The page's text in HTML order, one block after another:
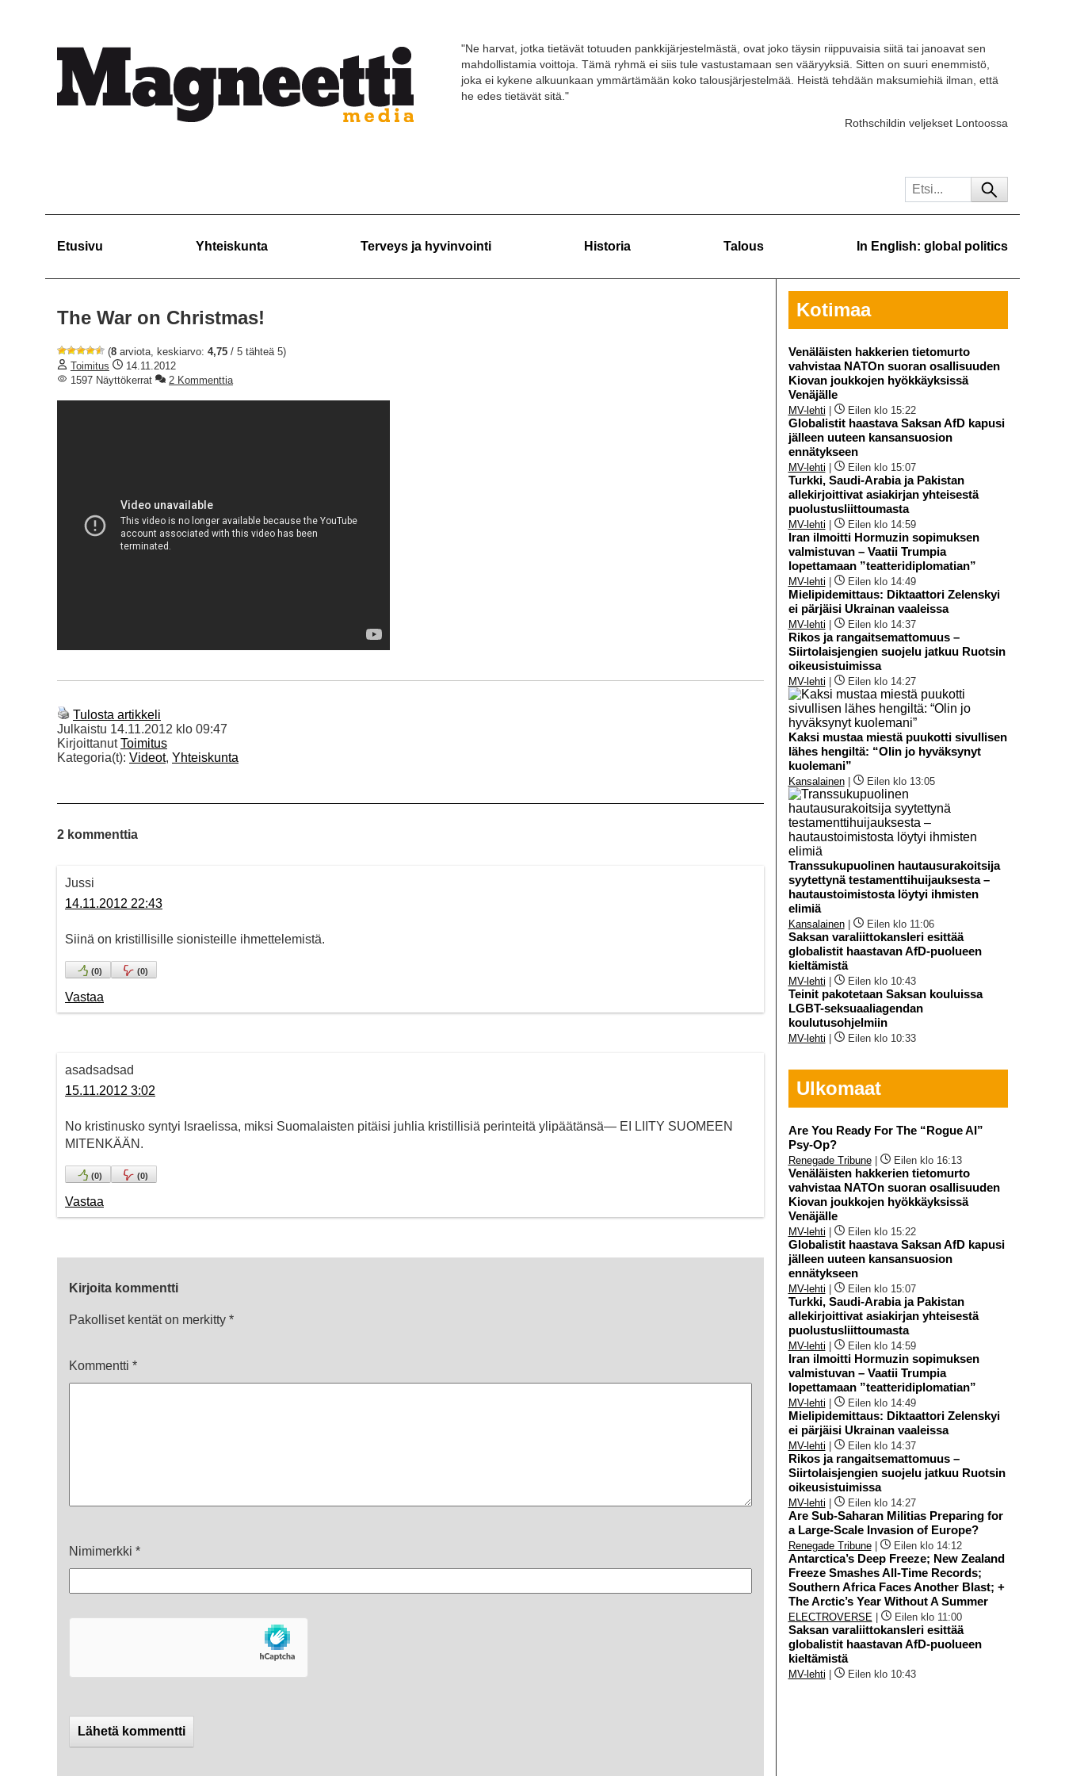
"Ne harvat, jotka tietävät totuuden pankkijärjestelmästä, ovat joko täysin riippuvaisia siitä tai janoavat sen
mahdollistamia voittoja. Tämä ryhmä ei siis tule vastustamaan sen vääryyksiä. Sitten on suuri enemmistö,
joka ei kykene alkuunkaan ymmärtämään koko talousjärjestelmää. Heistä tehdään maksumiehiä ilman, että
he edes tietävät sitä."
Rothschildin veljekset Lontoossa
Etusivu Yhteiskunta Terveys ja hyvinvointi Historia Talous In English: global politics
The War on Christmas!
(8 arviota, keskiarvo: 4,75 / 5 tähteä 5)
Toimitus
14.11.2012
1597 Näyttökerrat
2 Kommenttia
Tulosta artikkeli
Julkaistu 14.11.2012 klo 09:47
KirjoittanutToimitus
Kategoria(t): Videot, Yhteiskunta
2 kommenttia
Jussi
14.11.2012 22:43
Siinä on kristillisille sionisteille ihmettelemistä.
(0) (0)
Vastaa
asadsadsad
15.11.2012 3:02
No kristinusko syntyi Israelissa, miksi Suomalaisten pitäisi juhlia kristillisiä perinteitä ylipäätänsä— EI LIITY SUOMEEN
MITENKÄÄN.
(0) (0)
Vastaa
Kirjoita kommentti
Pakolliset kentät on merkitty *
Kommentti *
Nimimerkki *
Kotimaa
Venäläisten hakkerien tietomurto
vahvistaa NATOn suoran osallisuuden
Kiovan joukkojen hyökkäyksissä
Venäjälle
MV-lehti Eilen klo 15:22
Globalistit haastava Saksan AfD kapusi
jälleen uuteen kansansuosion
ennätykseen
MV-lehti Eilen klo 15:07
Turkki, Saudi-Arabia ja Pakistan
allekirjoittivat asiakirjan yhteisestä
puolustusliittoumasta
MV-lehti Eilen klo 14:59
Iran ilmoitti Hormuzin sopimuksen
valmistuvan – Vaatii Trumpia
lopettamaan ”teatteridiplomatian”
MV-lehti Eilen klo 14:49
Mielipidemittaus: Diktaattori Zelenskyi
ei pärjäisi Ukrainan vaaleissa
MV-lehti Eilen klo 14:37
Rikos ja rangaitsemattomuus –
Siirtolaisjengien suojelu jatkuu Ruotsin
oikeusistuimissa
MV-lehti Eilen klo 14:27
Kaksi mustaa miestä puukotti sivullisen
lähes hengiltä: “Olin jo hyväksynyt
kuolemani”
Kansalainen| Eilen klo 13:05
Transsukupuolinen hautausurakoitsija
syytettynä testamenttihuijauksesta –
hautaustoimistosta löytyi ihmisten
elimiä
Kansalainen| Eilen klo 11:06
Saksan varaliittokansleri esittää
globalistit haastavan AfD-puolueen
kieltämistä
MV-lehti Eilen klo 10:43
Teinit pakotetaan Saksan kouluissa
LGBT-seksuaaliagendan
koulutusohjelmiin
MV-lehti Eilen klo 10:33
Ulkomaat
Are You Ready For The “Rogue AI”
Psy-Op?
Renegade Tribune| Eilen klo 16:13
Venäläisten hakkerien tietomurto
vahvistaa NATOn suoran osallisuuden
Kiovan joukkojen hyökkäyksissä
Venäjälle
MV-lehti Eilen klo 15:22
Globalistit haastava Saksan AfD kapusi
jälleen uuteen kansansuosion
ennätykseen
MV-lehti Eilen klo 15:07
Turkki, Saudi-Arabia ja Pakistan
allekirjoittivat asiakirjan yhteisestä
puolustusliittoumasta
MV-lehti Eilen klo 14:59
Iran ilmoitti Hormuzin sopimuksen
valmistuvan – Vaatii Trumpia
lopettamaan ”teatteridiplomatian”
MV-lehti Eilen klo 14:49
Mielipidemittaus: Diktaattori Zelenskyi
ei pärjäisi Ukrainan vaaleissa
MV-lehti Eilen klo 14:37
Rikos ja rangaitsemattomuus –
Siirtolaisjengien suojelu jatkuu Ruotsin
oikeusistuimissa
MV-lehti Eilen klo 14:27
Are Sub-Saharan Militias Preparing for
a Large-Scale Invasion of Europe?
Renegade Tribune| Eilen klo 14:12
Antarctica’s Deep Freeze; New Zealand
Freeze Smashes All-Time Records;
Southern Africa Faces Another Blast; +
The Arctic’s Year Without A Summer
ELECTROVERSE Eilen klo 11:00
Saksan varaliittokansleri esittää
globalistit haastavan AfD-puolueen
kieltämistä
MV-lehti Eilen klo 10:43